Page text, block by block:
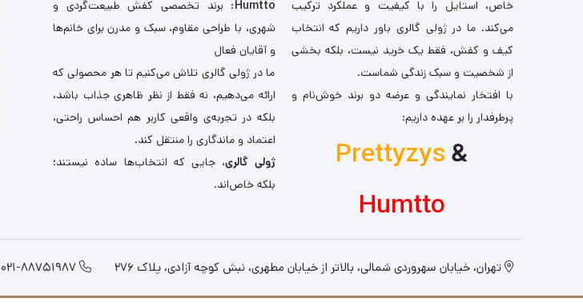
خاص، استایل را با کیفیت و عملکرد ترکیب
می‌کند. ما در ژولی گالری باور داریم که انتخاب
کیف و کفش، فقط یک خرید نیست، بلکه بخشی
از شخصیت و سبک زندگی شماست.
با افتخار نمایندگی و عرضه دو برند خوش‌نام و
پرطرفدار را بر عهده داریم:
Prettyzys&
Humtto
Humtto: برند تخصصی کفش طبیعت‌گردی و
شهری، با طراحی مقاوم، سبک و مدرن برای خانم‌ها
و آقایان فعال
ما در ژولی گالری تلاش می‌کنیم تا هر محصولی که
ارائه می‌دهیم، نه فقط از نظر ظاهری جذاب باشد،
بلکه در تجربه‌ی واقعی کاربر هم احساس راحتی،
اعتماد و ماندگاری را منتقل کند.
ژولی گالری، جایی که انتخاب‌ها ساده نیستند؛
بلکه خاص‌اند.
تهران، خیابان سهروردی شمالی، بالاتر از خیابان مطهری، نبش کوچه آزادی، پلاک 276 021-88751987